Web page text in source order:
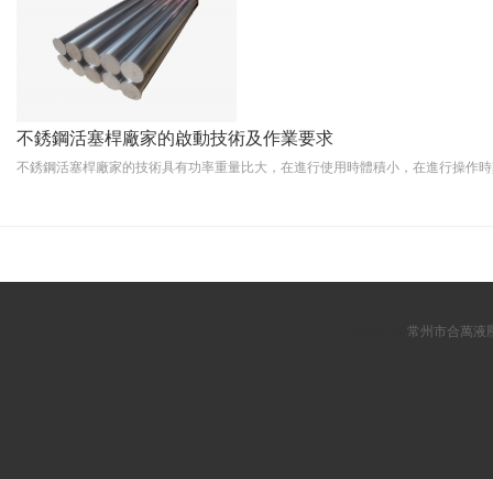
不銹鋼活塞桿廠家的啟動技術及作業要求
不銹鋼活塞桿廠家的技術具有功率重量比大，在進行使用時體積小，在進行操作
常州市合萬液